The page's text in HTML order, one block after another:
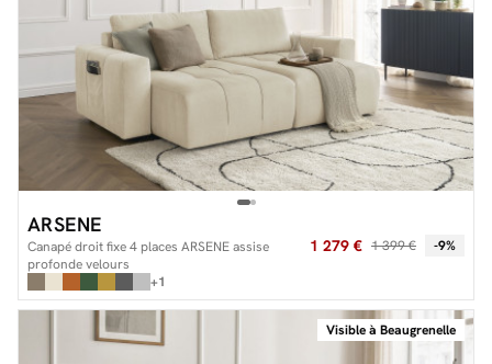
ARSENE
Canapé droit fixe 4 places ARSENE assise
profonde velours
1 279 € 1 399 € -9%
+1
Visible à Beaugrenelle